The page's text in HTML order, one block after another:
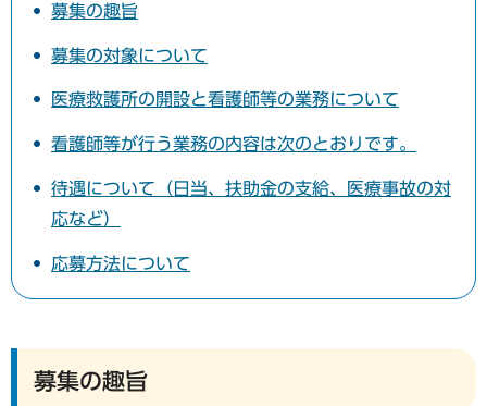
募集の趣旨
募集の対象について
医療救護所の開設と看護師等の業務について
看護師等が行う業務の内容は次のとおりです。
待遇について（日当、扶助金の支給、医療事故の対
応など）
応募方法について
募集の趣旨